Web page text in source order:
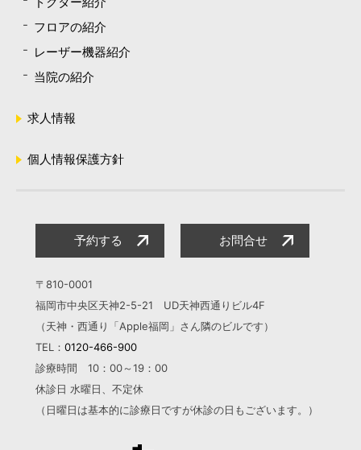
フロアの紹介
レーザー機器紹介
当院の紹介
求人情報
個人情報保護方針
予約する お問合せ
〒810-0001
福岡市中央区天神2-5-21 UD天神西通りビル4F
（天神・西通り「Apple福岡」さん隣のビルです）
TEL： 0120-466-900
診療時間 10：00～19：00
休診日 水曜日、不定休
（日曜日は基本的に診療日ですが休診の日もございます。）